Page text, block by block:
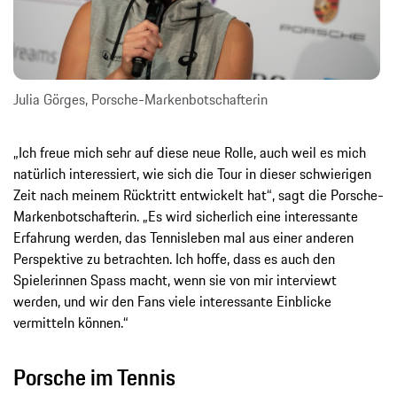
Julia Görges, Porsche-Markenbotschafterin
„Ich freue mich sehr auf diese neue Rolle, auch weil es mich
natürlich interessiert, wie sich die Tour in dieser schwierigen
Zeit nach meinem Rücktritt entwickelt hat“, sagt die Porsche-
Markenbotschafterin. „Es wird sicherlich eine interessante
Erfahrung werden, das Tennisleben mal aus einer anderen
Perspektive zu betrachten. Ich hoffe, dass es auch den
Spielerinnen Spass macht, wenn sie von mir interviewt
werden, und wir den Fans viele interessante Einblicke
vermitteln können.“
Porsche im Tennis